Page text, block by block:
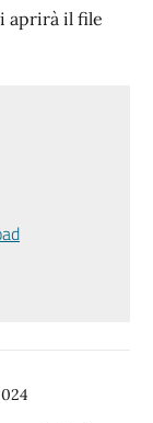
aprirà il file